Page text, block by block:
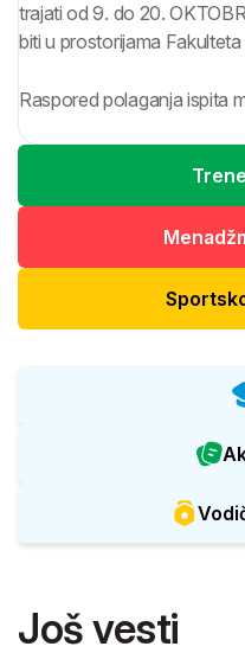
trajati od 9. do 20.
biti u prostorijama
Raspored polaganja ispita
Još vesti